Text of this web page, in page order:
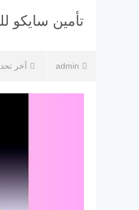
تأمين سايكو
admin آخر